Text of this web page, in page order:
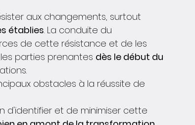
aux changements, surtout
établies. La conduite du
de cette résistance et de les
parties prenantes dès le début du
obstacles à la réussite de
d'identifier et de minimiser cette